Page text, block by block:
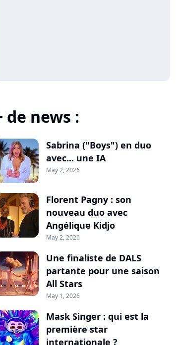
de news :
Sabrina ("Boys") en duo
avec... une IA
May 2, 2026
Florent Pagny : son
nouveau duo avec
Angélique Kidjo
May 2, 2026
Une finaliste de DALS
partante pour une saison
All Stars
May 1, 2026
Mask Singer : qui est la
première star
internationale ?